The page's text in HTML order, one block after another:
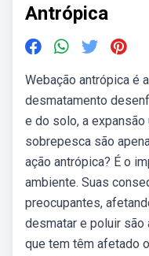
Antrópica
Webação antrópica é
desmatamento
e do solo, a expansão
sobrepesca são
ação antrópica? É o
ambiente. Suas
preocupantes,
desmatar e poluir são
que tem têm afetado